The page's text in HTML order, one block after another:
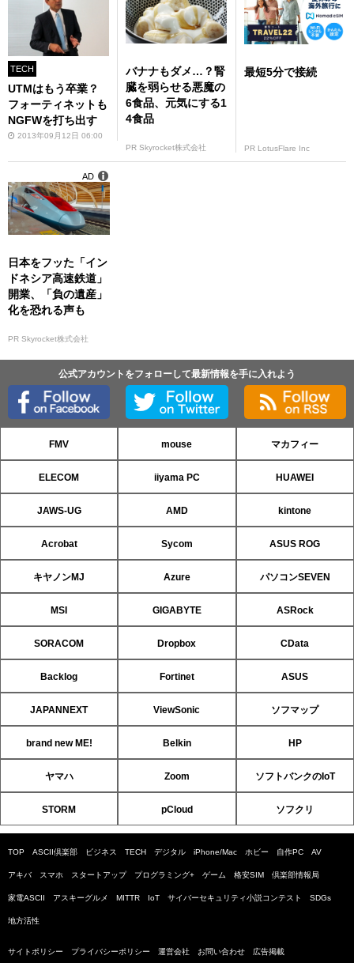
TECH
UTMはもう卒業？
フォーティネットも
NGFWを打ち出す
2013年09月12日 06:00
バナナもダメ…？腎
臓を弱らせる悪魔の
6食品、元気にする1
4食品
PR Skyrocket株式会社
最短5分で接続
PR LotusFlare Inc
日本をフッた「イン
ドネシア高速鉄道」
開業、「負の遺産」
化を恐れる声も
PR Skyrocket株式会社
AD
公式アカウントをフォローして最新情報を手に入れよう
FMV mouse マカフィー
ELECOM iiyama PC HUAWEI
JAWS-UG AMD kintone
Acrobat Sycom ASUS ROG
キヤノンMJ Azure パソコンSEVEN
MSI GIGABYTE ASRock
SORACOM Dropbox CData
Backlog Fortinet ASUS
JAPANNEXT ViewSonic ソフマップ
brand new ME! Belkin HP
ヤマハ Zoom ソフトバンクのIoT
STORM pCloud ソフクリ
TOP ASCII倶楽部 ビジネス TECH デジタル iPhone/Mac ホビー 自作PC AV
アキバ スマホ スタートアップ プログラミング+ ゲーム 格安SIM 倶楽部情報局
家電ASCII アスキーグルメ MITTR IoT サイバーセキュリティ小説コンテスト SDGs
地方活性
サイトポリシー プライバシーポリシー 運営会社 お問い合わせ 広告掲載